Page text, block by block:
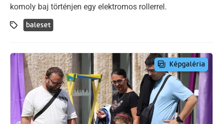
komoly baj történjen egy elektromos rollerrel.
baleset
Képgaléria